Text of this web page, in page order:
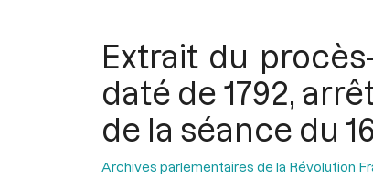
Extrait du
daté de 1792,
de la séance du
Archives parlementaires de la Révolution